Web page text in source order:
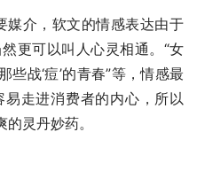
更可以叫人心灵相通。“女
些战‘痘’的青春”等，情感最
走进消费者的内心，所以
灵丹妙药。